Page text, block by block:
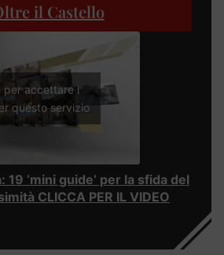
il Castello
per accettare i
questo servizio
19 ‘mini guide’ per la sfida del
CLICCA PER IL VIDEO